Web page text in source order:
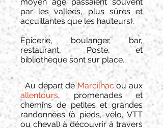
par les vallées, plus sûres et
accuillantes que les hauteurs).
Epicerie, boulanger, bar,
restaurant, Poste, et
bibliothèque sont sur place.
Au départ deMarcilhacou aux
allentours, promenades et
chemins de petites et grandes
randonnées (à pieds, vélo, VTT
ou cheval) à découvrir à travers